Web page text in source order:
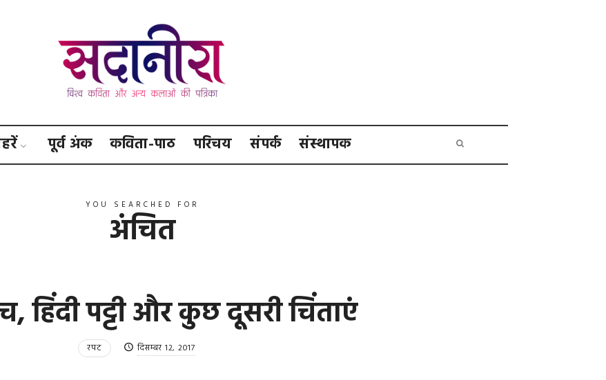
पूर्व अंक कविता-पाठ परिचय संपर्क संस्थापक
YOU SEARCHED FOR
अंचित
हिंदी पट्टी और कुछ दूसरी चिंताएं
रपट दिसम्बर 12, 2017